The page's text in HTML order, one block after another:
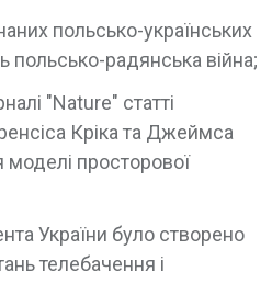
польсько-українських
польсько-радянська війна;
"Nature" статті
Кріка та Джеймса
просторової
України було створено
телебачення і